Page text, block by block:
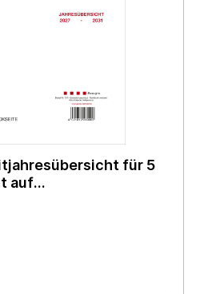
für 5
auf
9cm x 14cm